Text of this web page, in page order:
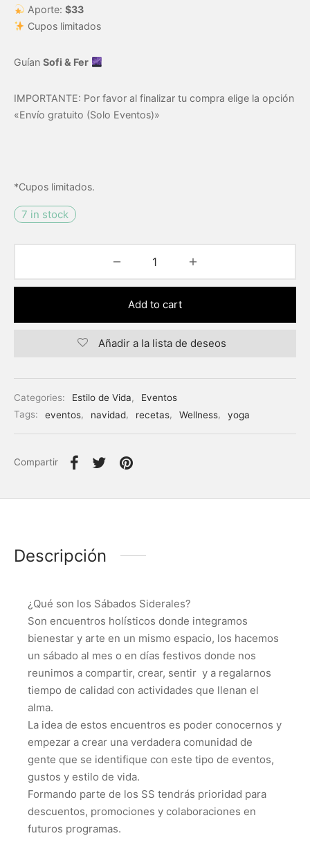
Aporte:$33
Cupos limitados
Guían Sofi & Fer
IMPORTANTE: Por favor al finalizar tu compra elige la opción
«Envío gratuito (Solo Eventos)»
*Cupos limitados.
7 in stock
Add to cart
Añadir a la lista de deseos
Categories: Estilo de Vida,
Eventos
Tags:
eventos, navidad, recetas, Wellness, yoga
Compartir
Descripción
¿Qué son los Sábados Siderales?
Son encuentros holísticos donde integramos
bienestar y arte en un mismo espacio, los hacemos
un sábado al mes o en días festivos donde nos
reunimos a compartir, crear, sentir y a regalarnos
tiempo de calidad con actividades que llenan el
alma.
La idea de estos encuentros es poder conocernos y
empezar a crear una verdadera comunidad de
gente que se identifique con este tipo de eventos,
gustos y estilo de vida.
Formando parte de los SS tendrás prioridad para
descuentos, promociones y colaboraciones en
futuros programas.